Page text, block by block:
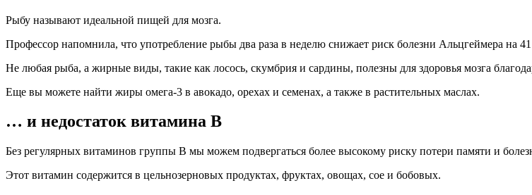
Рыбу называют идеальной пищей для мозга.
Профессор напомнила, что употребление рыбы два раза в неделю снижает риск болезни Альцгеймера на
Не любая рыба, а жирные виды, такие как лосось, скумбрия и сардины, полезны для здоровья мозга
Еще вы можете найти жиры омега-3 в авокадо, орехах и семенах, а также в растительных маслах.
… и недостаток витамина B
Без регулярных витаминов группы B мы можем подвергаться более высокому риску потери памяти и
Этот витамин содержится в цельнозерновых продуктах, фруктах, овощах, сое и бобовых.